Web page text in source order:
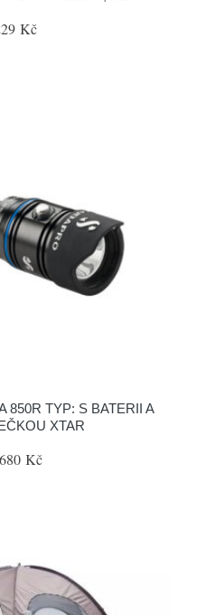
Kč
850R TYP: S BATERII A
XTAR
Kč